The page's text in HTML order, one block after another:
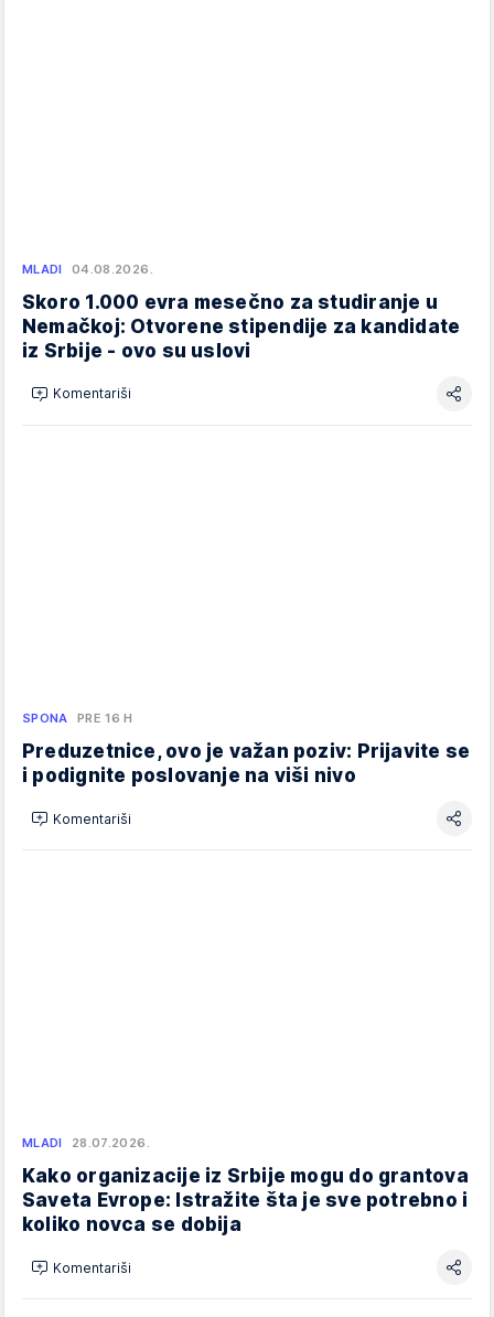
MLADI 04.08.2026.
Skoro 1.000 evra mesečno za studiranje u
Nemačkoj: Otvorene stipendije za kandidate
iz Srbije - ovo su uslovi
Komentariši
SPONA PRE 16 H
Preduzetnice, ovo je važan poziv: Prijavite se
i podignite poslovanje na viši nivo
Komentariši
MLADI 28.07.2026.
Kako organizacije iz Srbije mogu do grantova
Saveta Evrope: Istražite šta je sve potrebno i
koliko novca se dobija
Komentariši